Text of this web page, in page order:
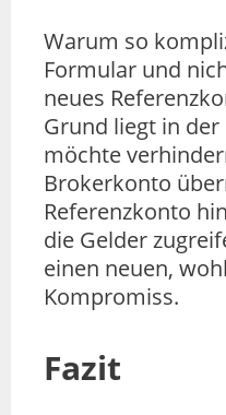
Warum so
Formular und
neues
Grund liegt in der
möchte
Brokerkonto
Referenzkonto
die Gelder
einen neuen,
Kompromiss.
Fazit